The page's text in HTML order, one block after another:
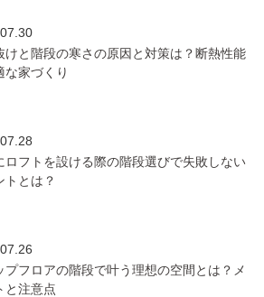
けと階段の寒さの原因と対策は？断熱性能
な家づくり
ロフトを設ける際の階段選びで失敗しない
トとは？
プフロアの階段で叶う理想の空間とは？メ
と注意点